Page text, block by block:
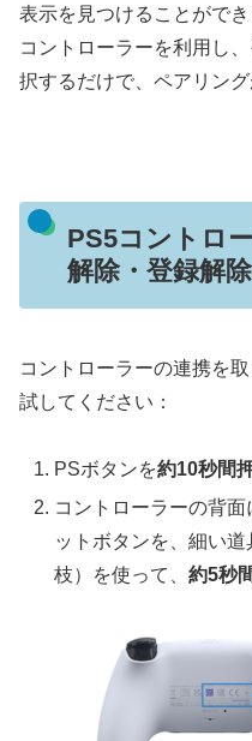
表示を見つけることがで
コントローラーを利用し
択するだけで、ペアリング
PS5コントロ
解除・登録解
コントローラーの連携を
試してください：
PSボタンを約10秒間
コントローラーの背
ットボタンを、細い
枝）を使って、約5秒